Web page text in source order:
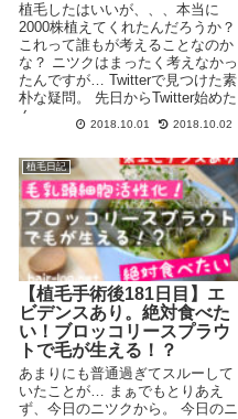
植毛したはいいが、、、本当に
2000株植えてくれたんだろうか？
これって誰もが考えることなのか
な？ ニツクはまったく考えなかっ
たんですが… Twitterで見つけた素
朴な疑問。 先日からTwitter始めた
ん...
2018.10.01 2018.10.02
植毛日記
【植毛手術後181日目】エ
ビデンスあり。絶対食べた
い！ブロッコリースプラウ
トで毛が生える！？
あまりにも普通過ぎてスルーして
いたことが… まぁでもとりあえ
ず、今日のニツクから。 今日のニ